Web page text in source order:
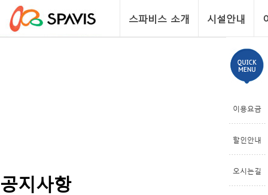
스파비스 소개 시설안내
공지사항
이용요금
할인안내
오시는길